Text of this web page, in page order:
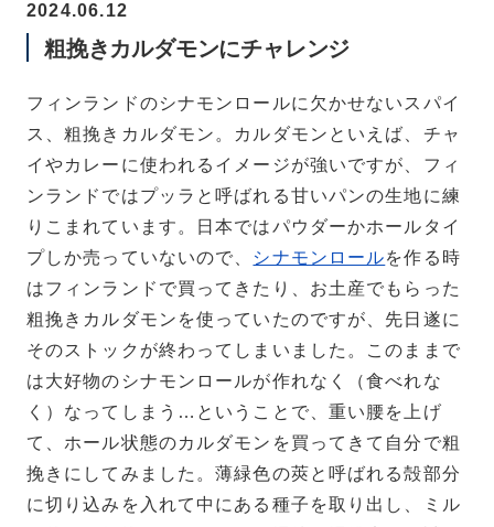
2024.06.12
粗挽きカルダモンにチャレンジ
フィンランドのシナモンロールに欠かせないスパイ
ス、粗挽きカルダモン。カルダモンといえば、チャ
イやカレーに使われるイメージが強いですが、フィ
ンランドではプッラと呼ばれる甘いパンの生地に練
りこまれています。日本ではパウダーかホールタイ
プしか売っていないので、 シナモンロールを作る時
はフィンランドで買ってきたり、お土産でもらった
粗挽きカルダモンを使っていたのですが、先日遂に
そのストックが終わってしまいました。このままで
は大好物のシナモンロールが作れなく（食べれな
く）なってしまう…ということで、重い腰を上げ
て、ホール状態のカルダモンを買ってきて自分で粗
挽きにしてみました。薄緑色の莢と呼ばれる殻部分
に切り込みを入れて中にある種子を取り出し、ミル